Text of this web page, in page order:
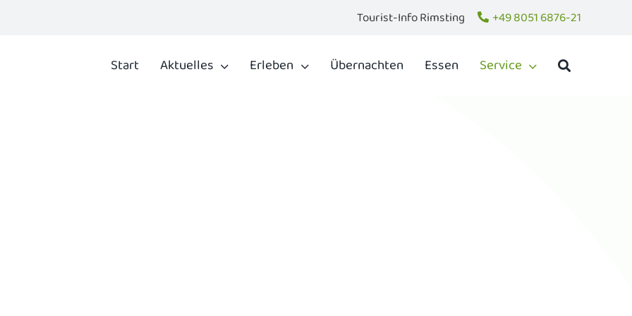
Tourist-Info Rimsting +49 8051 6876-21
Start Aktuelles Erleben Übernachten Essen Service